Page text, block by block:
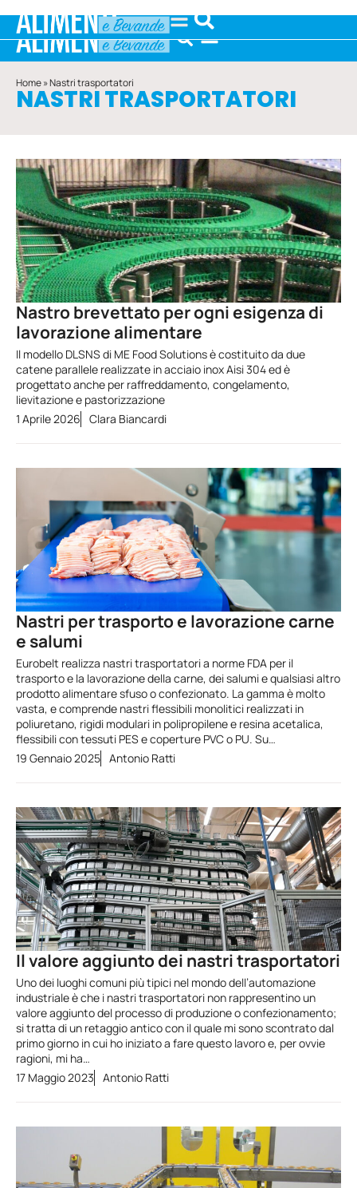
Home»Nastri trasportatori
NASTRI TRASPORTATORI
Nastro brevettato per ogni esigenza di
lavorazione alimentare
Il modello DLSNS di ME Food Solutions è costituito da due
catene parallele realizzate in acciaio inox Aisi 304 ed è
progettato anche per raffreddamento, congelamento,
lievitazione e pastorizzazione
1 Aprile 2026
Clara Biancardi
Nastri per trasporto e lavorazione carne
e salumi
Eurobelt realizza nastri trasportatori a norme FDA per il
trasporto e la lavorazione della carne, dei salumi e qualsiasi altro
prodotto alimentare sfuso o confezionato. La gamma è molto
vasta, e comprende nastri flessibili monolitici realizzati in
poliuretano, rigidi modulari in polipropilene e resina acetalica,
flessibili con tessuti PES e coperture PVC o PU. Su…
19 Gennaio 2025 Antonio Ratti
Il valore aggiunto dei nastri trasportatori
Uno dei luoghi comuni più tipici nel mondo dell’automazione
industriale è che i nastri trasportatori non rappresentino un
valore aggiunto del processo di produzione o confezionamento;
si tratta di un retaggio antico con il quale mi sono scontrato dal
primo giorno in cui ho iniziato a fare questo lavoro e, per ovvie
ragioni, mi ha…
17 Maggio 2023
Antonio Ratti